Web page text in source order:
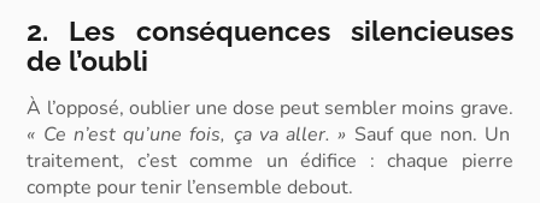
2. Les conséquences silencieuses
de l’oubli
À l’opposé, oublier une dose peut sembler moins grave.
« Ce n’est qu’une fois, ça va aller. » Sauf que non. Un
traitement, c’est comme un édifice : chaque pierre
compte pour tenir l’ensemble debout.